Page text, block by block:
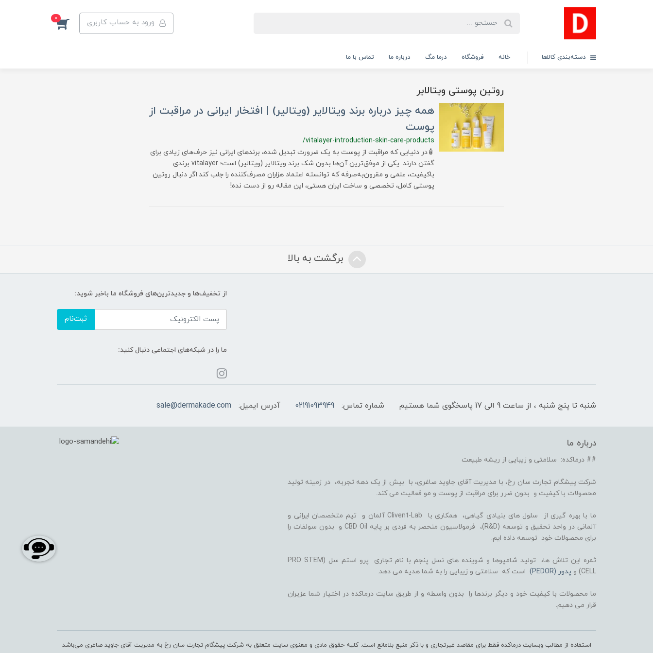
ورود به حساب کاربری 0
دسته‌بندی کالاها خانه فروشگاه درما مگ درباره ما تماس با ما
روتین پوستی ویتالایر
همه چیز درباره برند ویتالایر (ویتالیر) | افتخار ایرانی در مراقبت از
پوست
/vitalayer-introduction-skin-care-products
🧴در دنیایی که مراقبت از پوست به یک ضرورت تبدیل شده، برندهای ایرانی نیز حرف‌های زیادی برای
گفتن دارند. یکی از موفق‌ترین آن‌ها بدون شک برند ویتالایر (ویتالیر) است؛ vitalayer برندی
باکیفیت، علمی و مقرون‌به‌صرفه که توانسته اعتماد هزاران مصرف‌کننده را جلب کند.اگر دنبال روتین
پوستی کامل، تخصصی و ساخت ایران هستی، این مقاله رو از دست نده!
برگشت به بالا
از تخفیف‌ها و جدیدترین‌های فروشگاه ما باخبر شوید:
ثبت‌نام
ما را در شبکه‌های اجتماعی دنبال کنید:
شنبه تا پنج شنبه ، از ساعت 9 الی 17 پاسخگوی شما هستیم شماره تماس: 02191093949 آدرس ایمیل: sale@dermakade.com
درباره ما
## درماکده: سلامتی و زیبایی از ریشه طبیعت
شرکت پیشگام تجارت سان رخ، با مدیریت آقای جاوید صاغری، با بیش از یک دهه تجربه، در زمینه تولید
محصولات با کیفیت و بدون ضرر برای مراقبت از پوست و مو فعالیت می کند.
ما با بهره گیری از سلول های بنیادی گیاهی، همکاری با Clivent-Lab آلمان و تیم متخصصان ایرانی و
آلمانی در واحد تحقیق و توسعه (R&D)، فرمولاسیون منحصر به فردی بر پایه CBD Oil و بدون سولفات را
برای محصولات خود توسعه داده ایم.
ثمره این تلاش ها، تولید شامپوها و شوینده های نسل پنجم با نام تجاری پرو استم سل (PRO STEM
CELL) و
پدور (PEDOR) است که سلامتی و زیبایی را به شما هدیه می دهد.
ما محصولات با کیفیت خود و دیگر برندها را بدون واسطه و از طریق سایت درماکده در اختیار شما عزیران
قرار می دهیم.
استفاده از مطالب وبسایت درماکده فقط برای مقاصد غیرتجاری و با ذکر منبع بلامانع است. کلیه حقوق مادی و معنوی سایت متعلق به شرکت پیشگام تجارت سان رخ به مدیریت آقای جاوید صاغری می‌باشد